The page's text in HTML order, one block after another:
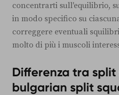
concentrarti sull'equilibrio,
in modo specifico su
correggere eventuali
molto di più i muscoli
Differenza tra split
bulgarian split